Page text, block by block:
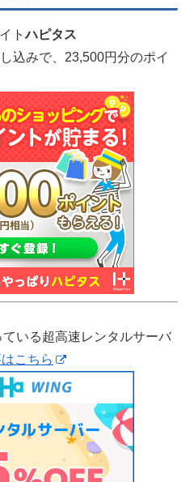
トハピタス
込みで、23,500円分のポイ
いる超高速レンタルサーバ
こちら